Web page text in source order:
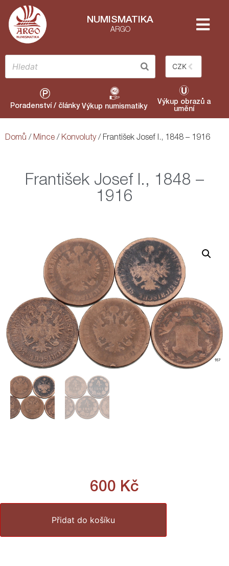
NUMISMATIKA
ARGO
CZK
Poradenství / články Výkup numismatiky
Výkup obrazů a
umění
Domů / Mince / Konvoluty/ František Josef I., 1848 – 1916
František Josef I., 1848 –
1916
600 Kč
Přidat do košíku